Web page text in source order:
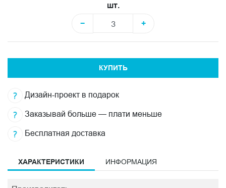
шт.
−
+
КУПИТЬ
Дизайн-проект в подарок
Заказывай больше — плати меньше
Бесплатная доставка
ХАРАКТЕРИСТИКИ ИНФОРМАЦИЯ